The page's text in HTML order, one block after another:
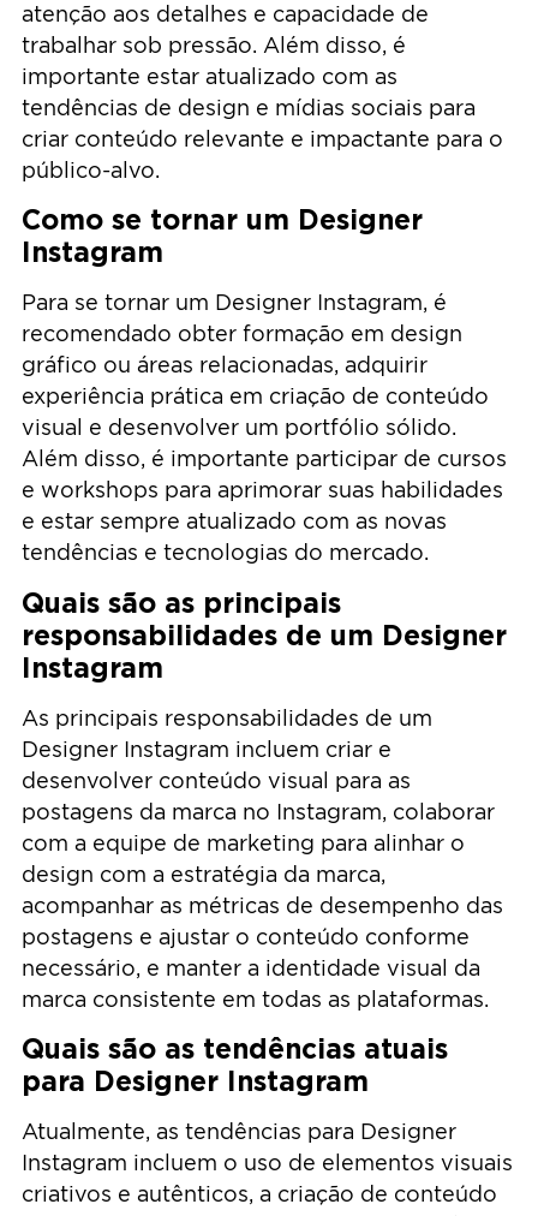
atenção aos detalhes e capacidade de
trabalhar sob pressão. Além disso, é
importante estar atualizado com as
tendências de design e mídias sociais para
criar conteúdo relevante e impactante para o
público-alvo.
Como se tornar um Designer
Instagram
Para se tornar um Designer Instagram, é
recomendado obter formação em design
gráfico ou áreas relacionadas, adquirir
experiência prática em criação de conteúdo
visual e desenvolver um portfólio sólido.
Além disso, é importante participar de cursos
e workshops para aprimorar suas habilidades
e estar sempre atualizado com as novas
tendências e tecnologias do mercado.
Quais são as principais
responsabilidades de um Designer
Instagram
As principais responsabilidades de um
Designer Instagram incluem criar e
desenvolver conteúdo visual para as
postagens da marca no Instagram, colaborar
com a equipe de marketing para alinhar o
design com a estratégia da marca,
acompanhar as métricas de desempenho das
postagens e ajustar o conteúdo conforme
necessário, e manter a identidade visual da
marca consistente em todas as plataformas.
Quais são as tendências atuais
para Designer Instagram
Atualmente, as tendências para Designer
Instagram incluem o uso de elementos visuais
criativos e autênticos, a criação de conteúdo